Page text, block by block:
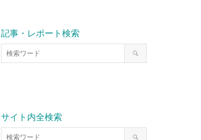
記事・レポート検索
サイト内全検索